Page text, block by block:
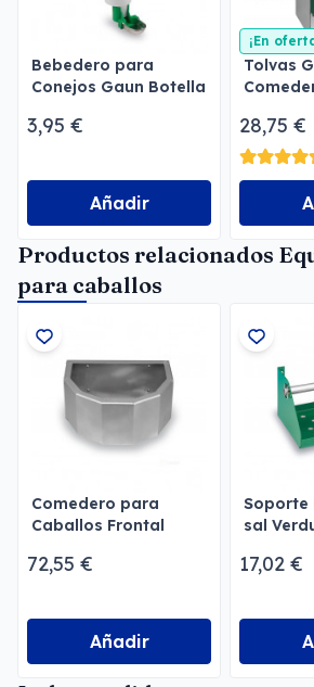
Bebedero para
Conejos Gaun Botella
3,95 €
Añadir
¡En
Tolvas
28,75 €
Productos relacionados
para caballos
Comedero para
Caballos Frontal
72,55 €
Añadir
Soporte
sal
17,02 €